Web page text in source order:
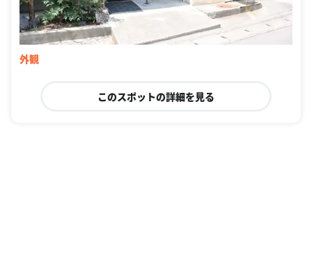
外観
このスポットの詳細を見る